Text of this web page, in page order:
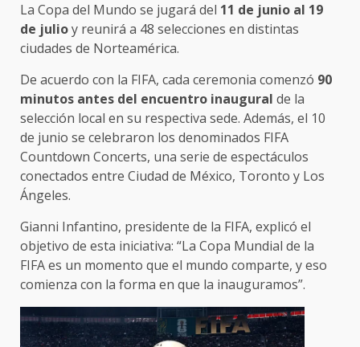
La Copa del Mundo se jugará del 11 de junio al 19
de julioy reunirá a 48 selecciones en distintas
ciudades de Norteamérica.
De acuerdo con la FIFA, cada ceremonia comenzó 90
minutos antes del encuentro inaugural de la
selección local en su respectiva sede. Además, el 10
de junio se celebraron los denominados FIFA
Countdown Concerts, una serie de espectáculos
conectados entre Ciudad de México, Toronto y Los
Ángeles.
Gianni Infantino, presidente de la FIFA, explicó el
objetivo de esta iniciativa: “La Copa Mundial de la
FIFA es un momento que el mundo comparte, y eso
comienza con la forma en que la inauguramos”.